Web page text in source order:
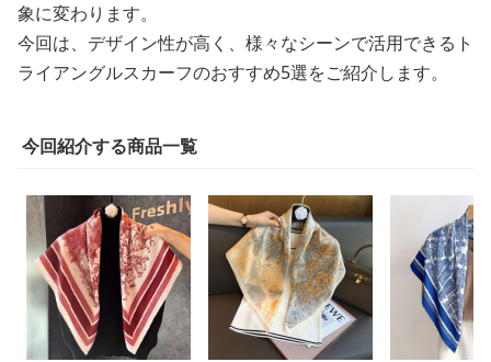
象に変わります。
今回は、デザイン性が高く、様々なシーンで活用できるト
ライアングルスカーフのおすすめ5選をご紹介します。
今回紹介する商品一覧